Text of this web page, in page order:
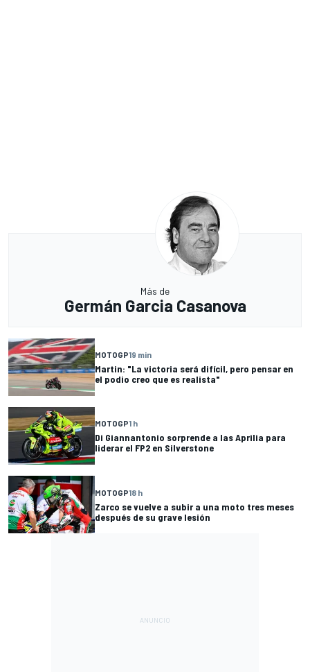
Más de
Germán Garcia Casanova
MOTOGP19 min
Martin: "La victoria será difícil, pero pensar en
el podio creo que es realista"
MOTOGP1 h
Di Giannantonio sorprende a las Aprilia para
liderar el FP2 en Silverstone
MOTOGP18 h
Zarco se vuelve a subir a una moto tres meses
después de su grave lesión